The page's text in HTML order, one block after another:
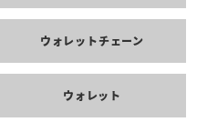
ウォレットチェーン
ウォレット